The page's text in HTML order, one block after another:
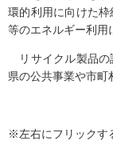
環的利用に向けた
等のエネルギー利用
リサイクル製品の
県の公共事業や市町
※左右にフリックす